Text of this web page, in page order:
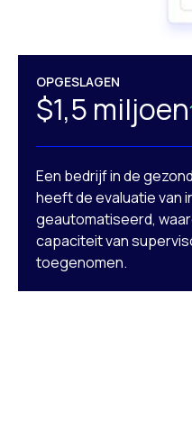
OPGESLAGEN
$1,5 miljoen
Een bedrijf in de
heeft de evaluatie van
geautomatiseerd,
capaciteit van
toegenomen.